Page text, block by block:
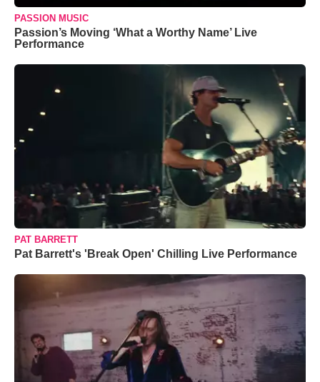
PASSION MUSIC
Passion’s Moving ‘What a Worthy Name’ Live
Performance
PAT BARRETT
Pat Barrett's 'Break Open' Chilling Live Performance